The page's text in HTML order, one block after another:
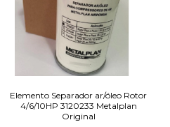
Elemento Separador ar/óleo Rotor
4/6/10HP 3120233 Metalplan
Original